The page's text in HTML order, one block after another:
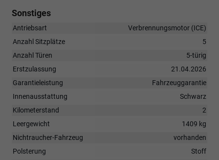
Sonstiges
Antriebsart
Verbrennungsmotor (ICE)
Anzahl Sitzplätze
5
Anzahl Türen
5-türig
Erstzulassung
21.04.2026
Garantieleistung
Fahrzeuggarantie
Innenausstattung
Schwarz
Kilometerstand
2
Leergewicht
1409 kg
Nichtraucher-Fahrzeug
vorhanden
Polsterung
Stoff